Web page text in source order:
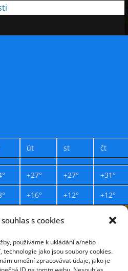
s cookies
používáme k ukládání a/nebo
jako jsou soubory cookies.
umožní zpracovávat údaje, jako je
út st čt
+27° +27° +31°
+16° +12° +12°